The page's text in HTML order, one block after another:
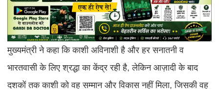
मुख्यमंत्री ने कहा कि काशी अविनाशी है और हर सनातनी व
भारतवासी के लिए श्रद्धा का केंद्र रही है, लेकिन आज़ादी के बाद
दशकों तक काशी को वह सम्मान और विकास नहीं मिला, जिसकी वह